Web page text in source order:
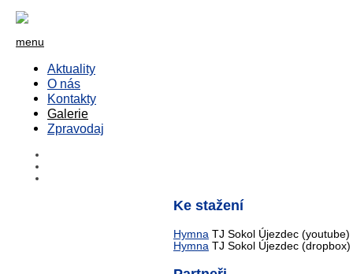
menu
Aktuality
O nás
Kontakty
Galerie
Zpravodaj
Ke stažení
Hymna TJ Sokol Újezdec (youtube)
Hymna TJ Sokol Újezdec (dropbox)